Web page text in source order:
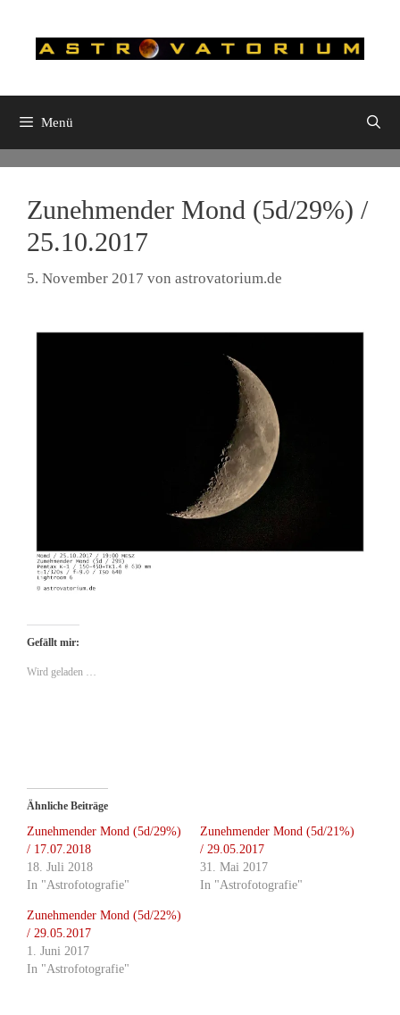
springen
Menü
Zunehmender Mond (5d/29%) /
25.10.2017
5. November 2017 von astrovatorium.de
Gefällt mir:
Wird geladen …
Ähnliche Beiträge
Zunehmender Mond (5d/29%)
/ 17.07.2018
18. Juli 2018
In "Astrofotografie"
Zunehmender Mond (5d/21%)
/ 29.05.2017
31. Mai 2017
In "Astrofotografie"
Zunehmender Mond (5d/22%)
/ 29.05.2017
1. Juni 2017
In "Astrofotografie"